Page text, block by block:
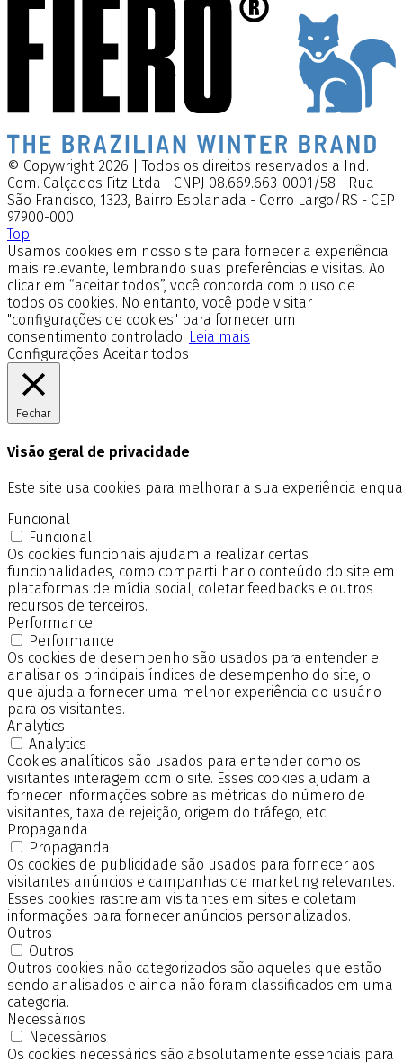
© Copywright 2026 | Todos os direitos reservados a Ind.
Com. Calçados Fitz Ltda - CNPJ 08.669.663-0001/58 - Rua
São Francisco, 1323, Bairro Esplanada - Cerro Largo/RS - CEP
97900-000
Top
Usamos cookies em nosso site para fornecer a experiência
mais relevante, lembrando suas preferências e visitas. Ao
clicar em “aceitar todos”, você concorda com o uso de
todos os cookies. No entanto, você pode visitar
"configurações de cookies" para fornecer um
consentimento controlado. Leia mais
Configurações Aceitar todos
Fechar
Visão geral de privacidade
Este site usa cookies para melhorar a sua experiência
Funcional
Funcional
Os cookies funcionais ajudam a realizar certas
funcionalidades, como compartilhar o conteúdo do site em
plataformas de mídia social, coletar feedbacks e outros
recursos de terceiros.
Performance
Performance
Os cookies de desempenho são usados para entender e
analisar os principais índices de desempenho do site, o
que ajuda a fornecer uma melhor experiência do usuário
para os visitantes.
Analytics
Analytics
Cookies analíticos são usados para entender como os
visitantes interagem com o site. Esses cookies ajudam a
fornecer informações sobre as métricas do número de
visitantes, taxa de rejeição, origem do tráfego, etc.
Propaganda
Propaganda
Os cookies de publicidade são usados para fornecer aos
visitantes anúncios e campanhas de marketing relevantes.
Esses cookies rastreiam visitantes em sites e coletam
informações para fornecer anúncios personalizados.
Outros
Outros
Outros cookies não categorizados são aqueles que estão
sendo analisados e ainda não foram classificados em uma
categoria.
Necessários
Necessários
Os cookies necessários são absolutamente essenciais para